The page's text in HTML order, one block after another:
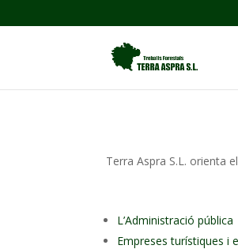
Terra Aspra S.L. orienta
L’Administració pública
Empreses turístiques i